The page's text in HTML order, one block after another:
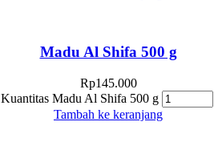
Madu Al Shifa 500 g
Rp145.000
Kuantitas Madu Al Shifa 500 g
Tambah ke keranjang